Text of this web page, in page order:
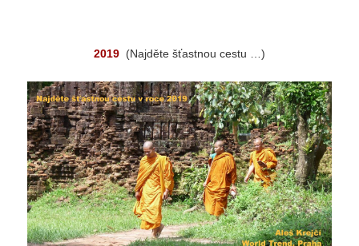
2019 (Najděte šťastnou cestu …)